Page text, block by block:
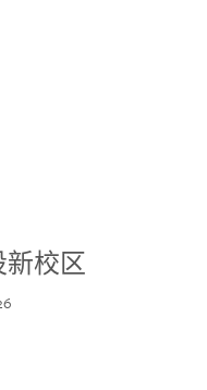
新校区